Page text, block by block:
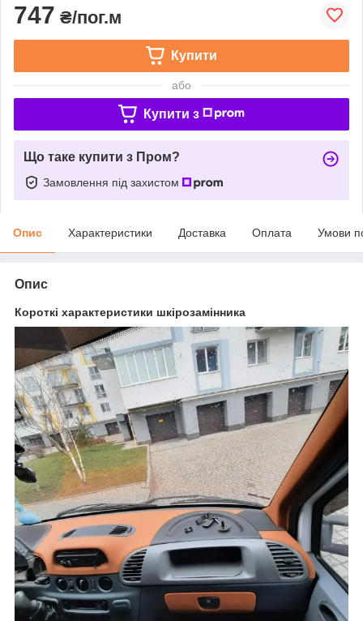
747 ₴/пог.м
Купити
або
Купити з
Що таке купити з Пром?
Замовлення під захистом
Опис Характеристики Доставка Оплата Умови
Опис
Короткі характеристики шкірозамінника